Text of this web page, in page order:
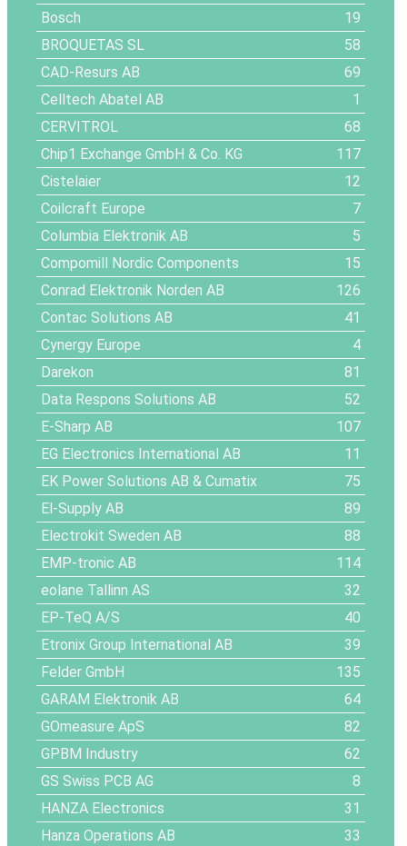
Bosch
19
BROQUETAS SL
58
CAD-Resurs AB
69
Celltech Abatel AB
1
CERVITROL
68
Chip1 Exchange GmbH & Co. KG
117
Cistelaier
12
Coilcraft Europe
7
Columbia Elektronik AB
5
Compomill Nordic Components
15
Conrad Elektronik Norden AB
126
Contac Solutions AB
41
Cynergy Europe
4
Darekon
81
Data Respons Solutions AB
52
E-Sharp AB
107
EG Electronics International AB
11
EK Power Solutions AB & Cumatix
75
El-Supply AB
89
Electrokit Sweden AB
88
EMP-tronic AB
114
eolane Tallinn AS
32
EP-TeQ A/S
40
Etronix Group International AB
39
Felder GmbH
135
GARAM Elektronik AB
64
GOmeasure ApS
82
GPBM Industry
62
GS Swiss PCB AG
8
HANZA Electronics
31
Hanza Operations AB
33